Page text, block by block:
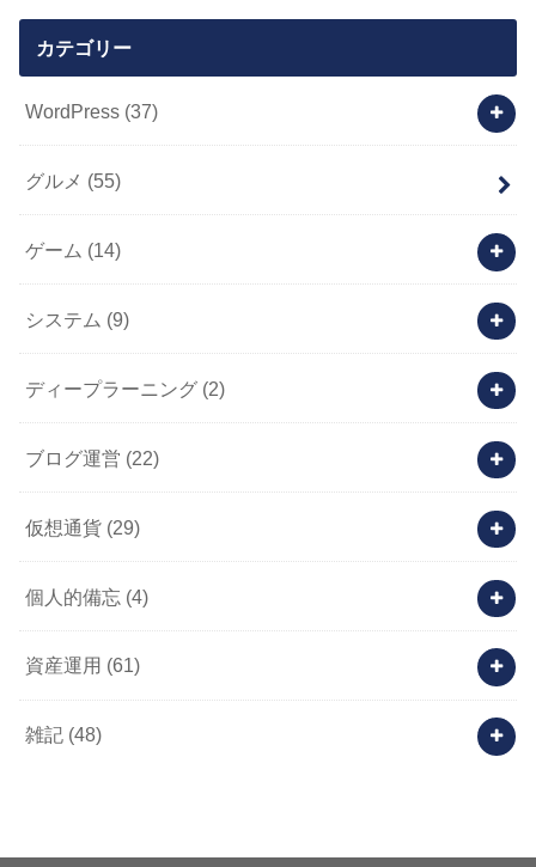
カテゴリー
WordPress (37)
グルメ (55)
ゲーム (14)
システム (9)
ディープラーニング (2)
ブログ運営 (22)
仮想通貨 (29)
個人的備忘 (4)
資産運用 (61)
雑記 (48)